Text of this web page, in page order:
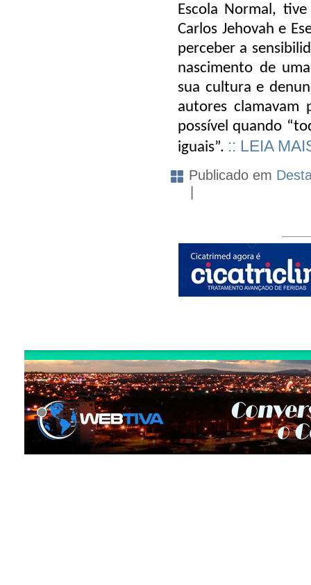
Escola Normal,
Carlos Jehovah e
perceber a
nascimento de
sua cultura e
autores clamavam
possível quando
iguais”. :: LEIA
Publicado em